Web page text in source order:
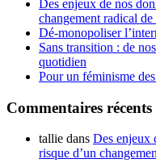
Des enjeux de nos
changement radical
Dé-monopoliser
Sans transition : de
quotidien
Pour un féminisme
Commentaires récents
tallie dans Des enjeux
risque d’un